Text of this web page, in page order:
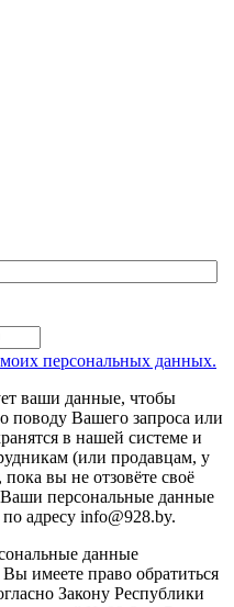
персональных данных.
ваши данные, чтобы
поводу Вашего запроса или
в нашей системе и
(или продавцам, у
вы не отзовёте своё
персональные данные
адресу info@928.by.
данные
имеете право обратиться
Закону Республики